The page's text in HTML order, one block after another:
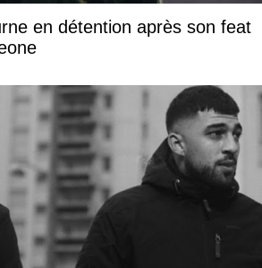
en détention après son feat